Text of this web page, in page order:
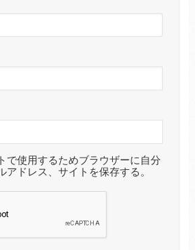
で使用するためブラウザーに自分
アドレス、サイトを保存する。